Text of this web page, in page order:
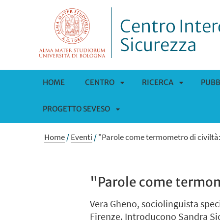
Centro
Sicurezza
HOME CENTRO
SOTTOMENÙ
RICERCA
PROGETTO SEVESO
APRI
Home/Eventi /"Parole come termometro di
"Parole come
Vera Gheno, sociolinguista
Firenze. Introducono Sandra